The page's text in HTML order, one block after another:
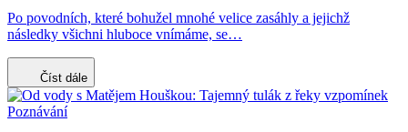
Po povodních, které bohužel mnohé velice zasáhly a jejichž
následky všichni hluboce vnímáme, se…
Číst dále
Poznávání